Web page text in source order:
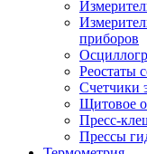
приборов
Реостаты
Счетчики
Щитовое
Пресс-
Прессы